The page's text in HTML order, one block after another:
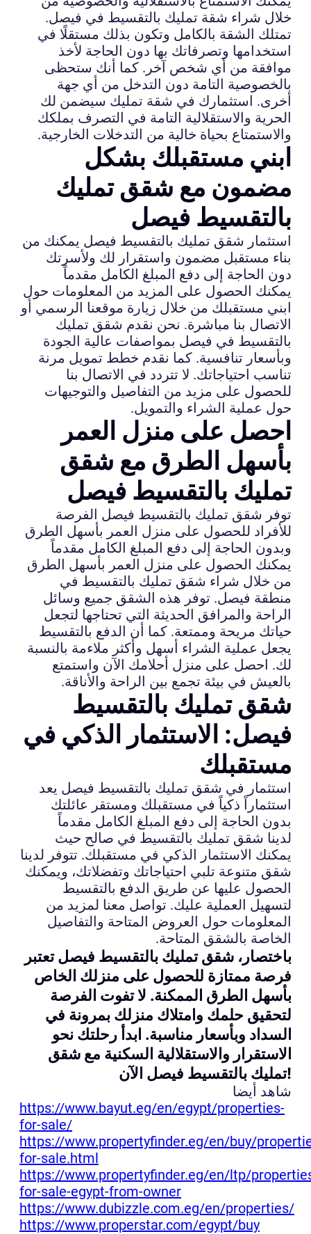
خلال شراء شقة تمليك بالتقسيط في فيصل.
تمتلك الشقة بالكامل وتكون بذلك مستقلًا في
استخدامها وتصرفاتك بها دون الحاجة لأخذ
موافقة من أي شخص آخر. كما أنك ستحظى
بالخصوصية التامة دون التدخل من أي جهة
أخرى. استثمارك في شقة تمليك سيضمن لك
الحرية والاستقلالية التامة في التصرف بملكك
والاستمتاع بحياة خالية من التدخلات الخارجية.
ابني مستقبلك بشكل
مضمون مع شقق تمليك
بالتقسيط فيصل
استثمار شقق تمليك بالتقسيط فيصل يمكنك من
بناء مستقبل مضمون واستقرار لك ولأسرتك
دون الحاجة إلى دفع المبلغ الكامل مقدماً
يمكنك الحصول على المزيد من المعلومات حول
ابني مستقبلك من خلال زيارة موقعنا الرسمي أو
الاتصال بنا مباشرة. نحن نقدم شقق تمليك
بالتقسيط في فيصل بمواصفات عالية الجودة
وبأسعار تنافسية. كما نقدم خطط تمويل مرنة
تناسب احتياجاتك. لا تتردد في الاتصال بنا
للحصول على مزيد من التفاصيل والتوجيهات
حول عملية الشراء والتمويل.
احصل على منزل العمر
بأسهل الطرق مع شقق
تمليك بالتقسيط فيصل
توفر شقق تمليك بالتقسيط فيصل الفرصة
للأفراد للحصول على منزل العمر بأسهل الطرق
وبدون الحاجة إلى دفع المبلغ الكامل مقدماً
يمكنك الحصول على منزل العمر بأسهل الطرق
من خلال شراء شقق تمليك بالتقسيط في
منطقة فيصل. توفر هذه الشقق جميع وسائل
الراحة والمرافق الحديثة التي تحتاجها لتجعل
حياتك مريحة وممتعة. كما أن الدفع بالتقسيط
يجعل عملية الشراء أسهل وأكثر ملاءمة بالنسبة
لك. احصل على منزل أحلامك الآن واستمتع
بالعيش في بيئة تجمع بين الراحة والأناقة.
شقق تمليك بالتقسيط
فيصل: الاستثمار الذكي في
مستقبلك
استثمار في شقق تمليك بالتقسيط فيصل يعد
استثماراً ذكياً في مستقبلك ومستقر عائلتك
بدون الحاجة إلى دفع المبلغ الكامل مقدماً
لدينا شقق تمليك بالتقسيط في صالح حيث
يمكنك الاستثمار الذكي في مستقبلك. تتوفر لدينا
شقق متنوعة تلبي احتياجاتك وتفضلاتك، ويمكنك
الحصول عليها عن طريق الدفع بالتقسيط
لتسهيل العملية عليك. تواصل معنا لمزيد من
المعلومات حول العروض المتاحة والتفاصيل
الخاصة بالشقق المتاحة.
باختصار، شقق تمليك بالتقسيط فيصل تعتبر
فرصة ممتازة للحصول على منزلك الخاص
بأسهل الطرق الممكنة. لا تفوت الفرصة
لتحقيق حلمك وامتلاك منزلك بمرونة في
السداد وبأسعار مناسبة. ابدأ رحلتك نحو
الاستقرار والاستقلالية السكنية مع شقق
تمليك بالتقسيط فيصل الآن!
شاهد أيضا
https://www.bayut.eg/en/egypt/properties-
for-sale/
https://www.propertyfinder.eg/en/buy/
for-sale.html
https://www.propertyfinder.eg/en/ltp/
for-sale-egypt-from-owner
https://www.dubizzle.com.eg/en/properties/
https://www.properstar.com/egypt/buy